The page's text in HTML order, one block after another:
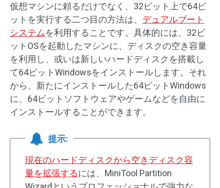
仮想マシンに頼るだけでなく、32ビット上で64ビ
ットを実行する二つ目の方法は、 デュアルブート
システムを利用することです。具体的には、32ビ
ットOSを起動したマシンに、ディスクの空き容量
を利用し、或いは新しいハードディスクを搭載し
て64ビットWindowsをインストールします。それ
から、新たにインストールした64ビットWindows
に、64ビットソフトウェアやゲームなどを自由に
インストールすることができます。
提示:
現在のハードディスクから空きディスク容
量を拡張するには、MiniTool Partition